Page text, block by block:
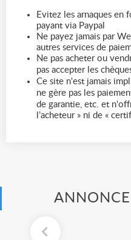
Evitez les arnaques en
payant via Paypal
Ne payez jamais par
autres services de
Ne pas acheter ou
pas accepter les
Ce site n'est jamais
ne gère pas les
de garantie, etc. et
l’acheteur » ni de «